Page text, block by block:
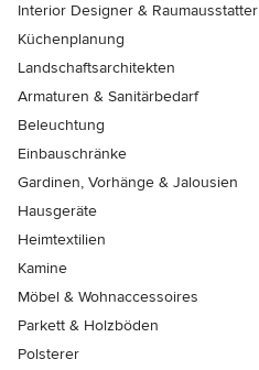
Interior Designer & Raumausstatter
Küchenplanung
Landschaftsarchitekten
Armaturen & Sanitärbedarf
Beleuchtung
Einbauschränke
Gardinen, Vorhänge & Jalousien
Hausgeräte
Heimtextilien
Kamine
Möbel & Wohnaccessoires
Parkett & Holzböden
Polsterer